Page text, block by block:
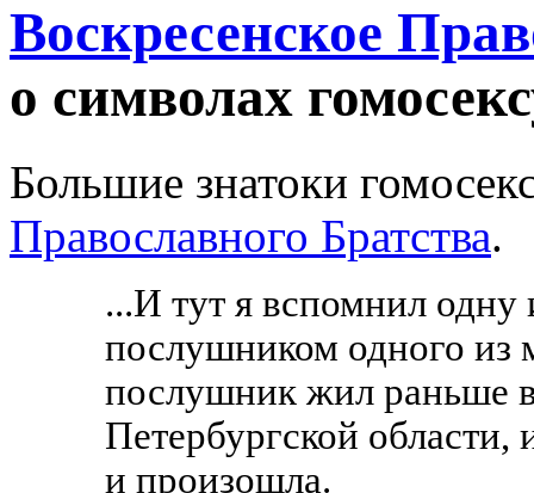
Воскресенское
о символах
Большие знатоки
Православного Братства.
...И тут я вспомнил
послушником одного из
послушник жил раньше
Петербургской области,
и произошла.